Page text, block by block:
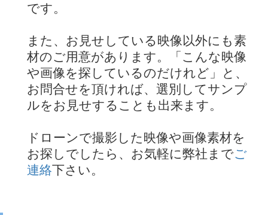
です。
また、お見せしている映像以外にも素
材のご用意があります。「こんな映像
や画像を探しているのだけれど」と、
お問合せを頂ければ、選別してサンプ
ルをお見せすることも出来ます。
ドローンで撮影した映像や画像素材を
お探しでしたら、お気軽に弊社までご
連絡下さい。